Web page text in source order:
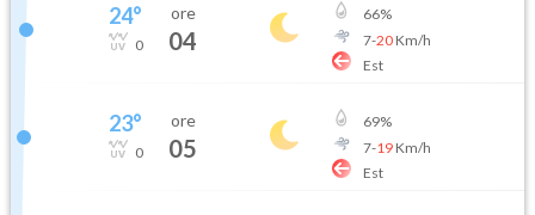
24°
0
ore
04
66%
7-20Km/h
Est
23°
0
ore
05
69%
7-19Km/h
Est